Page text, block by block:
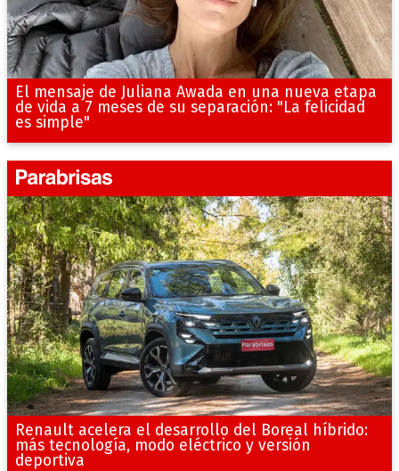
El mensaje de Juliana Awada en una nueva etapa
de vida a 7 meses de su separación: "La felicidad
es simple"
Renault acelera el desarrollo del Boreal híbrido:
más tecnología, modo eléctrico y versión
deportiva